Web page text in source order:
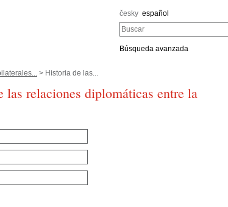
česky español
Buscar
Búsqueda avanzada
> Historia de las...
relaciones diplomáticas entre la